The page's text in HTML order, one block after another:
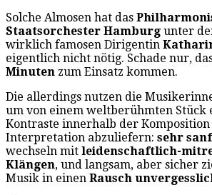
Solche Almosen hat das
Staatsorchester Hamburg unter
wirklich famosen Dirigentin
eigentlich nicht nötig. Schade nur,
Minuten zum Einsatz kommen.
Die allerdings nutzen die
um von einem weltberühmten Stück
Kontraste innerhalb der
Interpretation abzuliefern: sehr
wechseln mit leidenschaftlich-
Klängen, und langsam, aber sicher
Musik in einen Rausch